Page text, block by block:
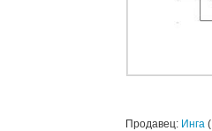
Продавец: Инга (